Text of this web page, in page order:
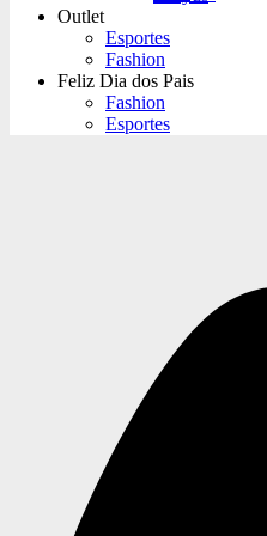
Outlet
Esportes
Fashion
Feliz Dia dos Pais
Fashion
Esportes